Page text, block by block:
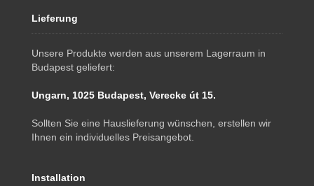
Lieferung
Unsere Produkte werden aus unserem Lagerraum in
Budapest geliefert:
Ungarn, 1025 Budapest, Verecke út 15.
Sollten Sie eine Hauslieferung wünschen, erstellen wir
Ihnen ein individuelles Preisangebot.
Installation